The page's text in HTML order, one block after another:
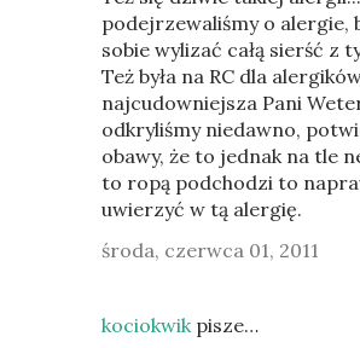
podejrzewaliśmy o alergie,
sobie wylizać całą sierść z
Też była na RC dla
najcudowniejsza Pani
odkryliśmy niedawno,
obawy, że to jednak na tle
to ropą podchodzi to
uwierzyć w tą alergię.
środa, czerwca 01, 2011
kociokwikpisze…